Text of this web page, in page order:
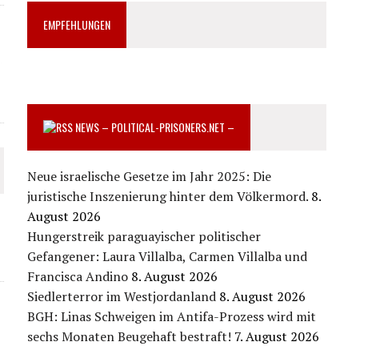
EMPFEHLUNGEN
NEWS – POLITICAL-PRISONERS.NET –
Neue israelische Gesetze im Jahr 2025: Die
juristische Inszenierung hinter dem Völkermord. 8.
August 2026
Hungerstreik paraguayischer politischer
Gefangener: Laura Villalba, Carmen Villalba und
Francisca Andino 8. August 2026
Siedlerterror im Westjordanland 8. August 2026
BGH: Linas Schweigen im Antifa-Prozess wird mit
sechs Monaten Beugehaft bestraft! 7. August 2026